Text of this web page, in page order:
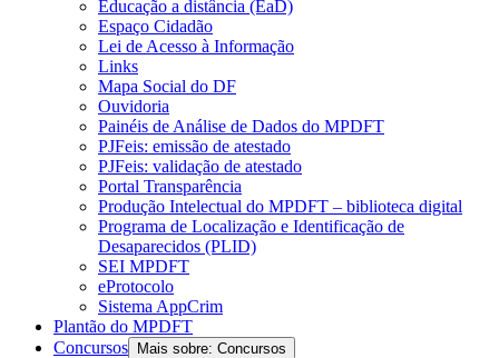
Educação a distância (EaD)
Espaço Cidadão
Lei de Acesso à Informação
Links
Mapa Social do DF
Ouvidoria
Painéis de Análise de Dados do MPDFT
PJFeis: emissão de atestado
PJFeis: validação de atestado
Portal Transparência
Produção Intelectual do MPDFT – biblioteca digital
Programa de Localização e Identificação de
Desaparecidos (PLID)
SEI MPDFT
eProtocolo
Sistema AppCrim
Plantão do MPDFT
Concursos
Mais sobre: Concursos